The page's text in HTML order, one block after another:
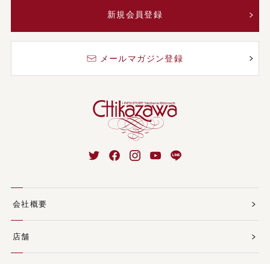
新規会員登録
メールマガジン登録
会社概要
店舗